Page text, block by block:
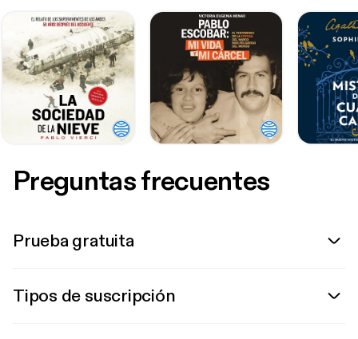
Preguntas frecuentes
Prueba gratuita
Tipos de suscripción